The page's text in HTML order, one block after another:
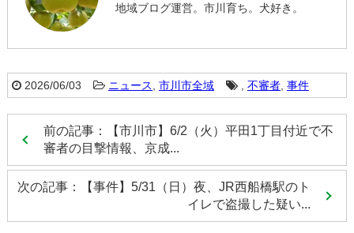
地域ブログ運営。市川育ち。犬好き。
2026/06/03 ニュース 市川市全域 , 不審者, 事件
前の記事：【市川市】6/2（火）平田1丁目付近で不
審者の目撃情報、京成...
次の記事：【事件】5/31（日）夜、JR西船橋駅のト
イレで盗撮した疑い...